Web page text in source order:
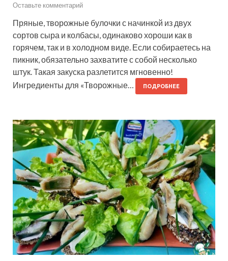
Оставьте комментарий
Пряные, творожные булочки с начинкой из двух
сортов сыра и колбасы, одинаково хороши как в
горячем, так и в холодном виде. Если собираетесь на
пикник, обязательно захватите с собой несколько
штук. Такая закуска разлетится мгновенно!
Ингредиенты для «Творожные…
ПОДРОБНЕЕ